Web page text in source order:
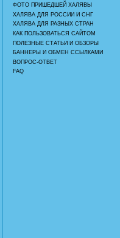
ФОТО ПРИШЕДШЕЙ ХАЛЯВЫ
ХАЛЯВА ДЛЯ РОССИИ И СНГ
ХАЛЯВА ДЛЯ РАЗНЫХ СТРАН
КАК ПОЛЬЗОВАТЬСЯ САЙТОМ
ПОЛЕЗНЫЕ СТАТЬИ И ОБЗОРЫ
БАННЕРЫ И ОБМЕН ССЫЛКАМИ
ВОПРОС-ОТВЕТ
FAQ